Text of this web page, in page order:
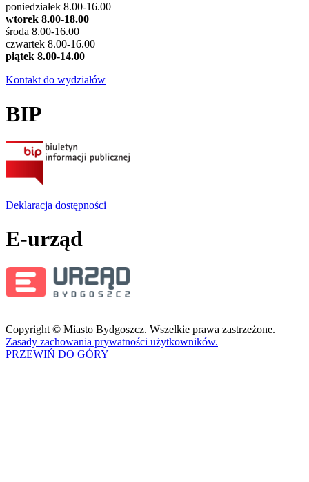
poniedziałek 8.00-16.00
wtorek 8.00-18.00
środa 8.00-16.00
czwartek 8.00-16.00
piątek 8.00-14.00
Kontakt do wydziałów
BIP
Deklaracja dostępności
E-urząd
Copyright © Miasto Bydgoszcz. Wszelkie prawa zastrzeżone.
Zasady zachowania prywatności użytkowników.
PRZEWIŃ DO GÓRY